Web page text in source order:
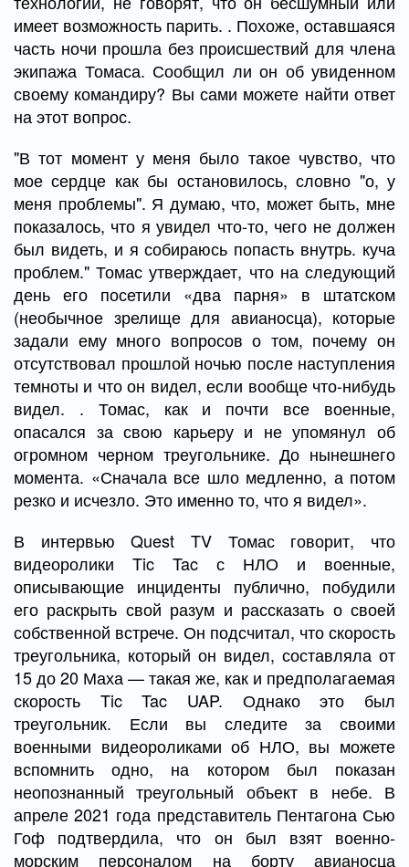
имеет возможность парить. . Похоже, оставшаяся
часть ночи прошла без происшествий для члена
экипажа Томаса. Сообщил ли он об увиденном
своему командиру? Вы сами можете найти ответ
на этот вопрос.
"В тот момент у меня было такое чувство, что
мое сердце как бы остановилось, словно "о, у
меня проблемы". Я думаю, что, может быть, мне
показалось, что я увидел что-то, чего не должен
был видеть, и я собираюсь попасть внутрь. куча
проблем." Томас утверждает, что на следующий
день его посетили «два парня» в штатском
(необычное зрелище для авианосца), которые
задали ему много вопросов о том, почему он
отсутствовал прошлой ночью после наступления
темноты и что он видел, если вообще что-нибудь
видел. . Томас, как и почти все военные,
опасался за свою карьеру и не упомянул об
огромном черном треугольнике. До нынешнего
момента. «Сначала все шло медленно, а потом
резко и исчезло. Это именно то, что я видел».
В интервью Quest TV Томас говорит, что
видеоролики Tic Tac с НЛО и военные,
описывающие инциденты публично, побудили
его раскрыть свой разум и рассказать о своей
собственной встрече. Он подсчитал, что скорость
треугольника, который он видел, составляла от
15 до 20 Маха — такая же, как и предполагаемая
скорость Tic Tac UAP. Однако это был
треугольник. Если вы следите за своими
военными видеороликами об НЛО, вы можете
вспомнить одно, на котором был показан
неопознанный треугольный объект в небе. В
апреле 2021 года представитель Пентагона Сью
Гоф подтвердила, что он был взят военно-
морским персоналом на борту авианосца